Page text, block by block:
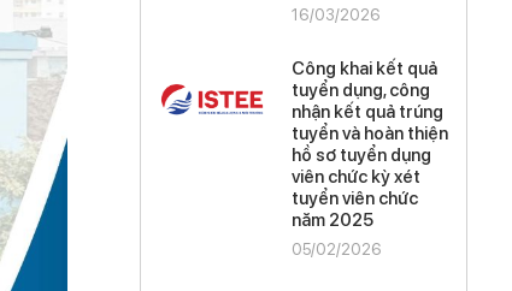
16/03/2026
Công khai kết quả
tuyển dụng, công
nhận kết quả trúng
tuyển và hoàn thiện
hồ sơ tuyển dụng
viên chức kỳ xét
tuyển viên chức
năm 2025
05/02/2026